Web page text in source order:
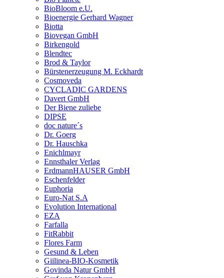
BioBloom e.U.
Bioenergie Gerhard Wagner
Biotta
Biovegan GmbH
Birkengold
Blendtec
Brod & Taylor
Bürstenerzeugung M. Eckhardt
Cosmoveda
CYCLADIC GARDENS
Davert GmbH
Der Biene zuliebe
DIPSE
doc nature´s
Dr. Goerg
Dr. Hauschka
Enichlmayr
Ennsthaler Verlag
ErdmannHAUSER GmbH
Eschenfelder
Euphoria
Euro-Nat S.A
Evolution International
EZA
Farfalla
FitRabbit
Flores Farm
Gesund & Leben
Giilinea-BIO-Kosmetik
Govinda Natur GmbH